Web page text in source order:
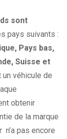
sont
pays suivants :
Pays bas,
Suisse et
véhicule de
obtenir
de la marque
n’a pas encore